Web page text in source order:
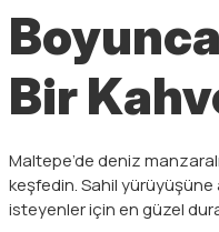
Bir
Maltepe’de deniz
keşfedin. Sahil
isteyenler için en güzel